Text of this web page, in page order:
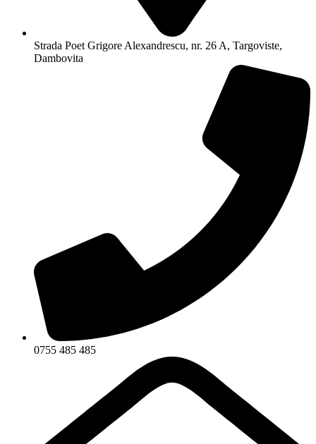
Strada Poet Grigore Alexandrescu, nr. 26 A, Targoviste,
Dambovita
0755 485 485